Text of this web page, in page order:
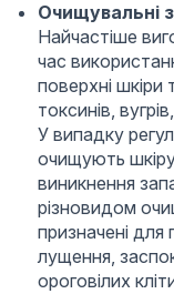
Очищувальні
Найчастіше
час
поверхні шкіри
токсинів,
У випадку
очищують
виникнення
різновидом
призначені
лущення,
ороговілих